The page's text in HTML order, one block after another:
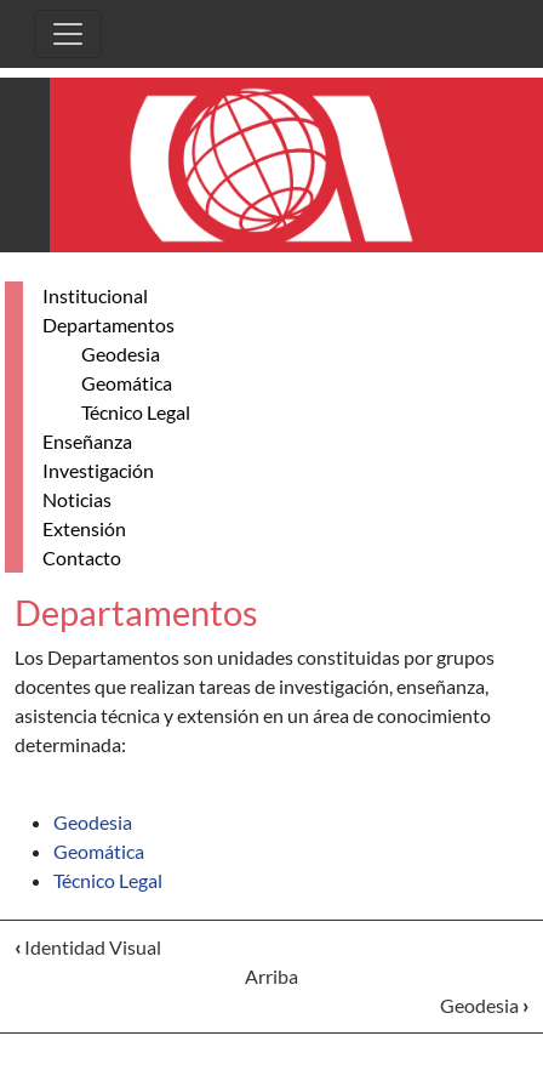
Institucional
Departamentos
Geodesia
Geomática
Técnico Legal
Enseñanza
Investigación
Noticias
Extensión
Contacto
Departamentos
Los Departamentos son unidades constituidas por grupos
docentes que realizan tareas de investigación, enseñanza,
asistencia técnica y extensión en un área de conocimiento
determinada:
Geodesia
Geomática
Técnico Legal
‹ Identidad Visual
Arriba
Geodesia ›